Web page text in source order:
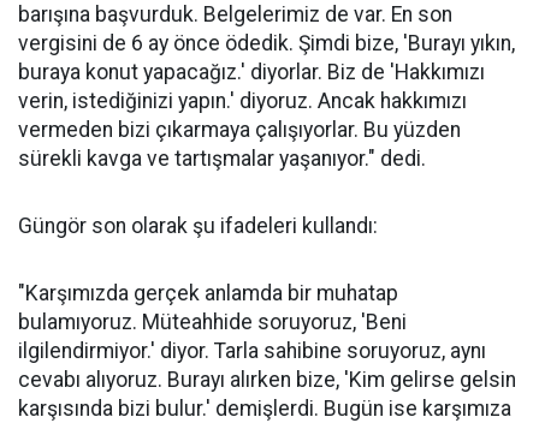
barışına başvurduk. Belgelerimiz de var. En son
vergisini de 6 ay önce ödedik. Şimdi bize, 'Burayı yıkın,
buraya konut yapacağız.' diyorlar. Biz de 'Hakkımızı
verin, istediğinizi yapın.' diyoruz. Ancak hakkımızı
vermeden bizi çıkarmaya çalışıyorlar. Bu yüzden
sürekli kavga ve tartışmalar yaşanıyor." dedi.
Güngör son olarak şu ifadeleri kullandı:
"Karşımızda gerçek anlamda bir muhatap
bulamıyoruz. Müteahhide soruyoruz, 'Beni
ilgilendirmiyor.' diyor. Tarla sahibine soruyoruz, aynı
cevabı alıyoruz. Burayı alırken bize, 'Kim gelirse gelsin
karşısında bizi bulur.' demişlerdi. Bugün ise karşımıza